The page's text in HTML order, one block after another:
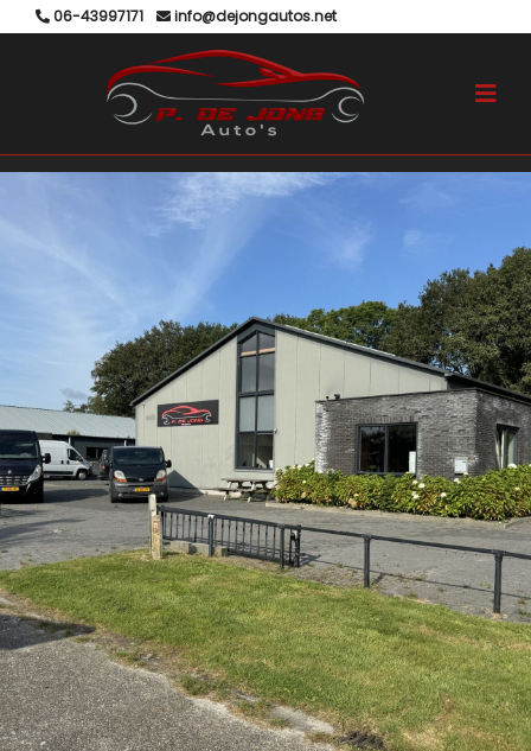
06-43997171 info@dejongautos.net